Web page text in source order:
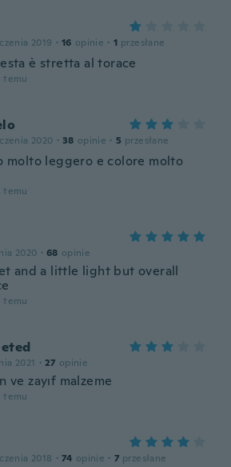
2019 · 16 opinie · 1 przesłane
è stretta al torace
temu
2020 · 38 opinie · 5 przesłane
molto leggero e colore molto
temu
2020 · 68 opinie
and a little light but overall
temu
2021 · 27 opinie
ve zayıf malzeme
temu
2018 · 74 opinie · 7 przesłane